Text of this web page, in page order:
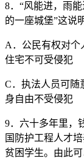
8．“风能进，雨
的一座城堡”这说
A．公民有
住宅不可受侵犯
C．执法人员
身自由不受侵犯
9．六十多年里，
国防护工程人才
贫困学生。由此